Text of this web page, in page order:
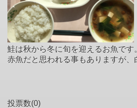
鮭は秋から冬に旬を迎えるお魚です
赤魚だと思われる事もありますが、
投票数(0)